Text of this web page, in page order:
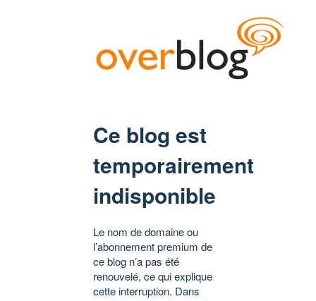
Ce blog est
temporairement
indisponible
Le nom de domaine ou
l’abonnement premium de
ce blog n’a pas été
renouvelé, ce qui explique
cette interruption. Dans